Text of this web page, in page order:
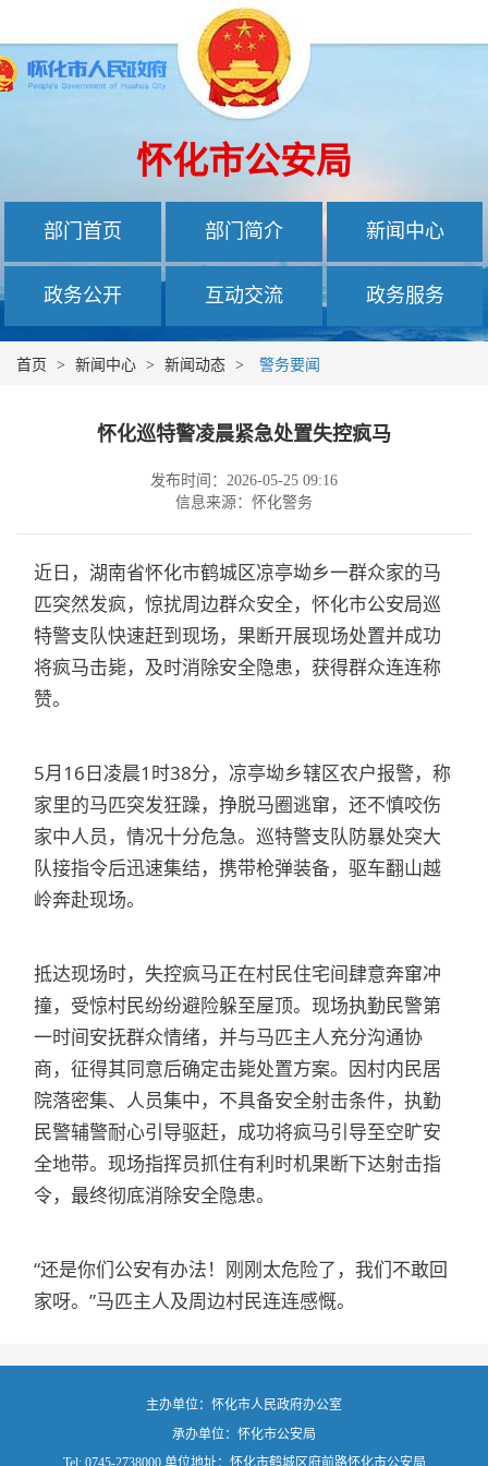
怀化市公安局
部门首页 部门简介 新闻中心
政务公开 互动交流 政务服务
首页 > 新闻中心 > 新闻动态 > 警务要闻
怀化巡特警凌晨紧急处置失控疯马
发布时间：2026-05-25 09:16
信息来源：怀化警务
近日，湖南省怀化市鹤城区凉亭坳乡一群众家的马
匹突然发疯，惊扰周边群众安全，怀化市公安局巡
特警支队快速赶到现场，果断开展现场处置并成功
将疯马击毙，及时消除安全隐患，获得群众连连称
赞。
5月16日凌晨1时38分，凉亭坳乡辖区农户报警，称
家里的马匹突发狂躁，挣脱马圈逃窜，还不慎咬伤
家中人员，情况十分危急。巡特警支队防暴处突大
队接指令后迅速集结，携带枪弹装备，驱车翻山越
岭奔赴现场。
抵达现场时，失控疯马正在村民住宅间肆意奔窜冲
撞，受惊村民纷纷避险躲至屋顶。现场执勤民警第
一时间安抚群众情绪，并与马匹主人充分沟通协
商，征得其同意后确定击毙处置方案。因村内民居
院落密集、人员集中，不具备安全射击条件，执勤
民警辅警耐心引导驱赶，成功将疯马引导至空旷安
全地带。现场指挥员抓住有利时机果断下达射击指
令，最终彻底消除安全隐患。
“还是你们公安有办法！刚刚太危险了，我们不敢回
家呀。”马匹主人及周边村民连连感慨。
主办单位：怀化市人民政府办公室
承办单位：怀化市公安局
Tel: 0745-2738000 单位地址：怀化市鹤城区府前路怀化市公安局